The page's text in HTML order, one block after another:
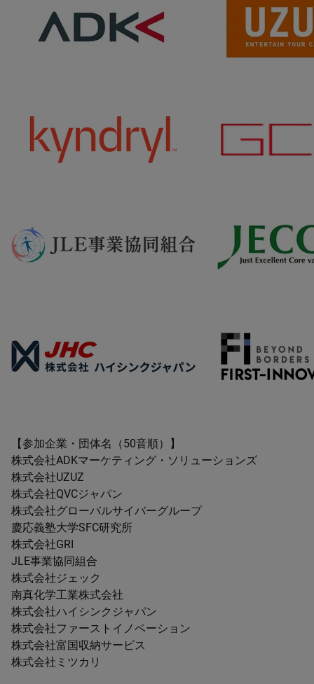
【参加企業・団体名（50音順）】
株式会社ADKマーケティング・ソリューションズ
株式会社UZUZ
株式会社QVCジャパン
株式会社グローバルサイバーグループ
慶応義塾大学SFC研究所
株式会社GRI
JLE事業協同組合
株式会社ジェック
南真化学工業株式会社
株式会社ハイシンクジャパン
株式会社ファーストイノベーション
株式会社富国収納サービス
株式会社ミツカリ